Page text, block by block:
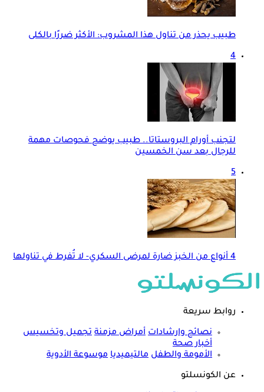
طبيب يحذر من تناول هذا المشروب: الأكثر ضررًا بالكلى
4
لتجنب أورام البروستاتا.. طبيب يوضح فحوصات مهمة
للرجال بعد سن الخمسين
5
4 أنواع من الخبز ضارة لمرضى السكري- لا تُفرط في تناولها
روابط سريعة
نصائح وارشادات أمراض مزمنة تجميل وتخسيس
أخبار صحة
الأمومة والطفل مالتيميديا موسوعة الأدوية
عن الكونسلتو